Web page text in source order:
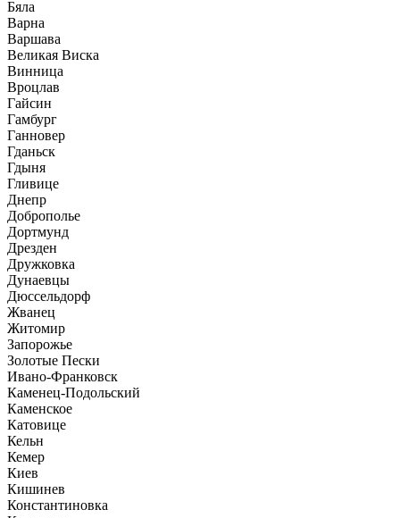
Бяла
Варна
Варшава
Великая Виска
Винница
Вроцлав
Гайсин
Гамбург
Ганновер
Гданьск
Гдыня
Гливице
Днепр
Доброполье
Дортмунд
Дрезден
Дружковка
Дунаевцы
Дюссельдорф
Жванец
Житомир
Запорожье
Золотые Пески
Ивано-Франковск
Каменец-Подольский
Каменское
Катовице
Кельн
Кемер
Киев
Кишинев
Константиновка